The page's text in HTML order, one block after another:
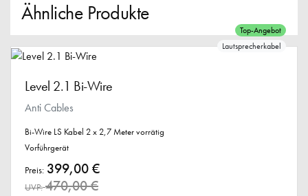
Ähnliche Produkte
Top-Angebot
Lautsprecherkabel
Level 2.1 Bi-Wire
Anti Cables
Bi-Wire LS Kabel 2 x 2,7 Meter vorrätig
Vorführgerät
Preis: 399,00 €
UVP: 470,00 €